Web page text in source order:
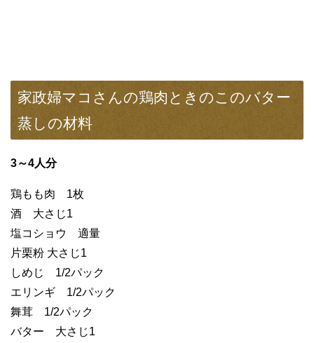
家政婦マコさんの鶏肉ときのこのバター
蒸しの材料
3～4人分
鶏もも肉 1枚
酒 大さじ1
塩コショウ 適量
片栗粉 大さじ1
しめじ 1/2パック
エリンギ 1/2パック
舞茸 1/2パック
バター 大さじ1